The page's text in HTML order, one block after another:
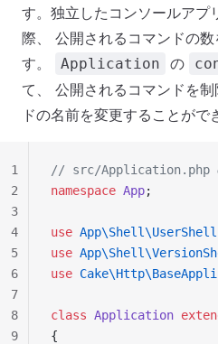
す。独立したコンソールアプ
際、 公開されるコマンドの
す。
Application の
て、 公開されるコマンドを
ドの名前を変更することがで
// src/Application.php
namespace App;
use App\Shell\UserShell
use
use
class Application
{
1
2
3
4
5
6
7
8
9